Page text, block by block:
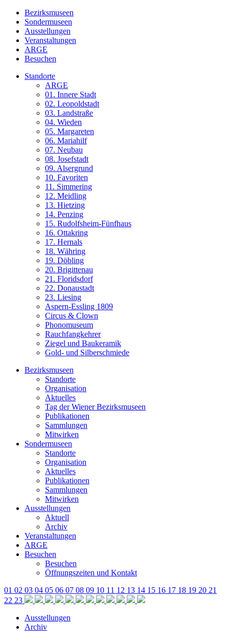
Bezirksmuseen
Sondermuseen
Ausstellungen
Veranstaltungen
ARGE
Besuchen
Standorte
ARGE
01. Innere Stadt
02. Leopoldstadt
03. Landstraße
04. Wieden
05. Margareten
06. Mariahilf
07. Neubau
08. Josefstadt
09. Alsergrund
10. Favoriten
11. Simmering
12. Meidling
13. Hietzing
14. Penzing
15. Rudolfsheim-Fünfhaus
16. Ottakring
17. Hernals
18. Währing
19. Döbling
20. Brigittenau
21. Floridsdorf
22. Donaustadt
23. Liesing
Aspern-Essling 1809
Circus & Clown
Phonomuseum
Rauchfangkehrer
Ziegel und Baukeramik
Gold- und Silberschmiede
Bezirksmuseen
Standorte
Organisation
Aktuelles
Tag der Wiener Bezirksmuseen
Publikationen
Sammlungen
Mitwirken
Sondermuseen
Standorte
Organisation
Aktuelles
Publikationen
Sammlungen
Mitwirken
Ausstellungen
Aktuell
Archiv
Veranstaltungen
ARGE
Besuchen
Besuchen
Öffnungszeiten und Kontakt
01 02 03 04 05 06 07 08 09 10 11 12 13 14 15 16 17 18 19 20 21
22 23
Ausstellungen
Archiv